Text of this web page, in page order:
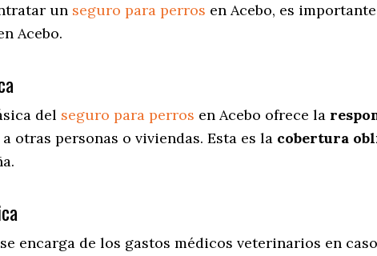
un seguro para perros en Acebo, es
Acebo.
del seguro para perros en Acebo ofrece la
otras personas o viviendas. Esta es la cobertura
encarga de los gastos médicos veterinarios en